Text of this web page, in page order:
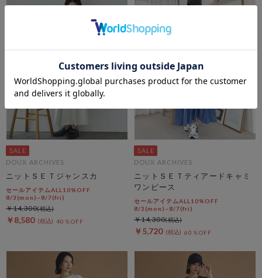
DOUX ARCHIVES
ニットＳＥＴジャンスカ
セールアイテムALL10%OFF
8/3(mon)~8/7(fri)
￥8,580 40％OFF
￥14,300
DOUX ARCHIVES
ニットＳＥＴティアードキャミ
ワンピース
セールアイテムALL10%OFF
8/3(mon)~8/7(fri)
￥5,720 60％OFF
￥14,300